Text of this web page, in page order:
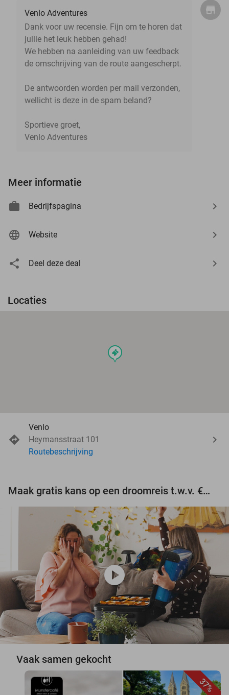
Venlo Adventures
Dank voor uw recensie. Fijn om te horen dat
jullie het leuk hebben gehad!
We hebben na aanleiding van uw feedback
de omschrijving van de route aangescherpt.
De antwoorden worden per mail verzonden,
wellicht is deze in de spam beland?
Sportieve groet,
Venlo Adventures
Meer informatie
Bedrijfspagina
Website
Deel deze deal
Locaties
events
Venlo
Heymansstraat 101
Routebeschrijving
Maak gratis kans op een droomreis t.w.v. €3.000!
play_circle
Vaak samen gekocht
37%